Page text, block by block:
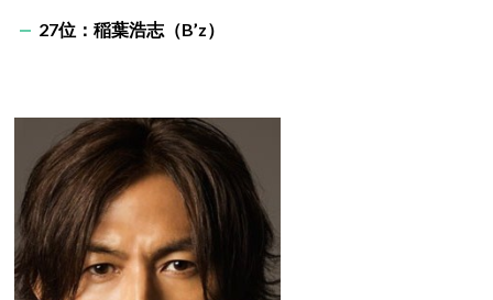
27位：稲葉浩志（B’z）